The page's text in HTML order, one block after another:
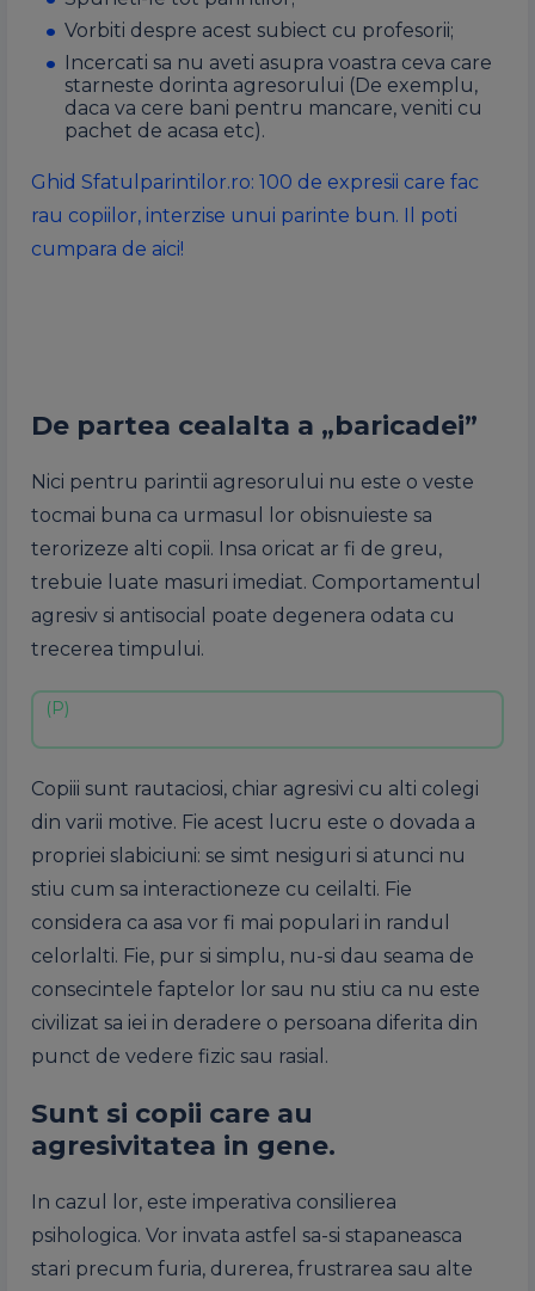
Vorbiti despre acest subiect cu profesorii;
Incercati sa nu aveti asupra voastra ceva care
starneste dorinta agresorului (De exemplu,
daca va cere bani pentru mancare, veniti cu
pachet de acasa etc).
Ghid Sfatulparintilor.ro: 100 de expresii care fac
rau copiilor, interzise unui parinte bun. Il poti
cumpara de aici!
De partea cealalta a „baricadei”
Nici pentru parintii agresorului nu este o veste
tocmai buna ca urmasul lor obisnuieste sa
terorizeze alti copii. Insa oricat ar fi de greu,
trebuie luate masuri imediat. Comportamentul
agresiv si antisocial poate degenera odata cu
trecerea timpului.
Copiii sunt rautaciosi, chiar agresivi cu alti colegi
din varii motive. Fie acest lucru este o dovada a
propriei slabiciuni: se simt nesiguri si atunci nu
stiu cum sa interactioneze cu ceilalti. Fie
considera ca asa vor fi mai populari in randul
celorlalti. Fie, pur si simplu, nu-si dau seama de
consecintele faptelor lor sau nu stiu ca nu este
civilizat sa iei in deradere o persoana diferita din
punct de vedere fizic sau rasial.
Sunt si copii care au
agresivitatea in gene.
In cazul lor, este imperativa consilierea
psihologica. Vor invata astfel sa-si stapaneasca
stari precum furia, durerea, frustrarea sau alte